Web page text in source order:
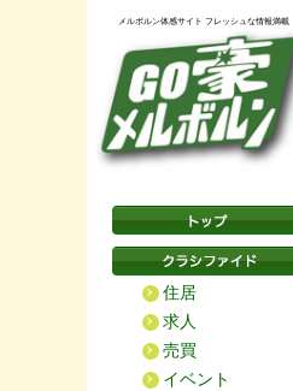
メルボルン体感サイト フレッシュな情報満載
住居
求人
売買
イベント